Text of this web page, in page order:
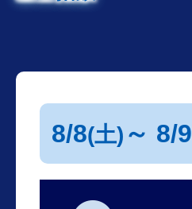
8/8(土) ～ 8/9